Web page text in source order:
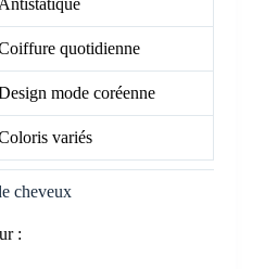
Antistatique
quotidienne
mode coréenne
variés
cheveux
: